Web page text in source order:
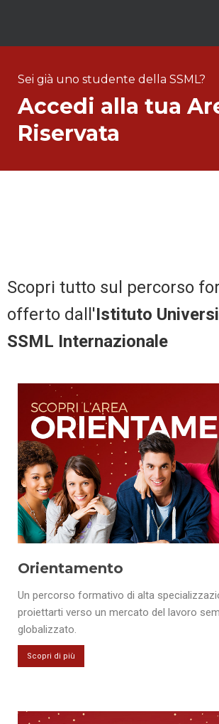
Sei già uno studente della SSML?
Accedi alla tua
Riservata
Scopri tutto sul percorso
offerto dall'Istituto
SSML Internazionale
Orientamento
Un percorso formativo di alta
proiettarti verso un mercato del lavoro
globalizzato.
Scopri di più